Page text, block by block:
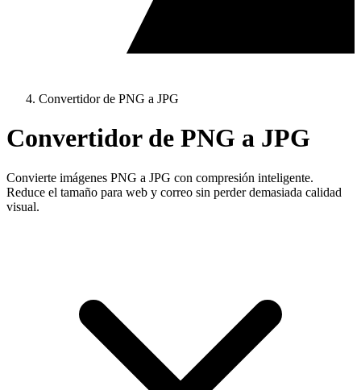
Convertidor de PNG a JPG
Convertidor de PNG a JPG
Convierte imágenes PNG a JPG con compresión inteligente.
Reduce el tamaño para web y correo sin perder demasiada calidad
visual.